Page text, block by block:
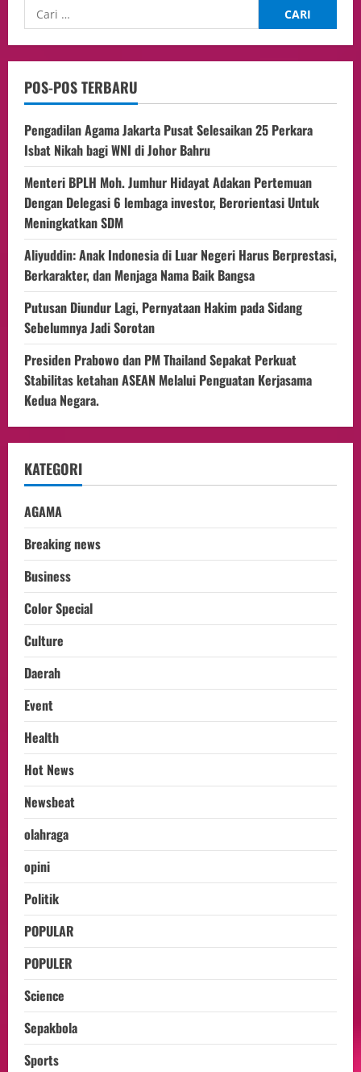
POS-POS TERBARU
Pengadilan Agama Jakarta Pusat Selesaikan 25 Perkara
Isbat Nikah bagi WNI di Johor Bahru
Menteri BPLH Moh. Jumhur Hidayat Adakan Pertemuan
Dengan Delegasi 6 lembaga investor, Berorientasi Untuk
Meningkatkan SDM
Aliyuddin: Anak Indonesia di Luar Negeri Harus Berprestasi,
Berkarakter, dan Menjaga Nama Baik Bangsa
Putusan Diundur Lagi, Pernyataan Hakim pada Sidang
Sebelumnya Jadi Sorotan
Presiden Prabowo dan PM Thailand Sepakat Perkuat
Stabilitas ketahan ASEAN Melalui Penguatan Kerjasama
Kedua Negara.
KATEGORI
AGAMA
Breaking news
Business
Color Special
Culture
Daerah
Event
Health
Hot News
Newsbeat
olahraga
opini
Politik
POPULAR
POPULER
Science
Sepakbola
Sports